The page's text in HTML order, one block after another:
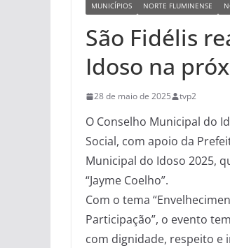
MUNICÍPIOS NORTE FLUMINENSE
São Fidélis
Idoso na
28 de maio de 2025 tvp2
O Conselho Municipal do
Social, com apoio da
Municipal do Idoso 2025,
“Jayme Coelho”.
Com o tema
Participação”, o evento
com dignidade, respeito e